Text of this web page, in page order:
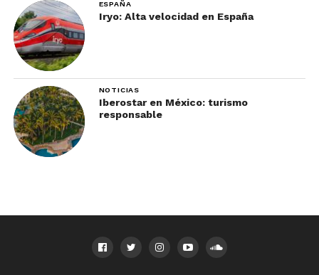
ESPAÑA
Iryo: Alta velocidad en España
NOTICIAS
Iberostar en México: turismo
responsable